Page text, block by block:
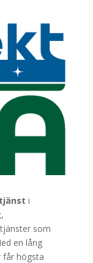
i
,
som
en lång
får högsta